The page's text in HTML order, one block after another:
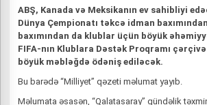
ABŞ, Kanada və Meksikanın ev sahibliyi
Dünya Çempionatı təkcə idman
baxımından da klublar üçün böyük
FIFA-nın Klublara Dəstək Proqramı
böyük məbləğdə ödəniş ediləcək.
Bu barədə “Milliyet” qəzeti məlumat yayıb.
Məlumata əsasən, “Qalatasaray” gündəlik